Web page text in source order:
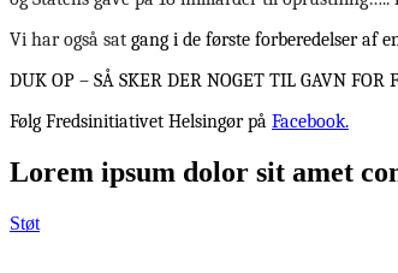
Vi har også sat gang i de første forberedelser af
DUK OP – SÅ SKER DER NOGET TIL GAVN FOR
Følg Fredsinitiativet Helsingør på Facebook.
Lorem ipsum dolor sit amet
Støt